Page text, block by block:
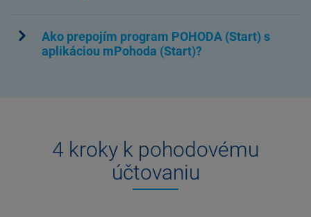
Ako prepojím program POHODA (Start) s
aplikáciou mPohoda (Start)?
4 kroky k pohodovému
účtovaniu